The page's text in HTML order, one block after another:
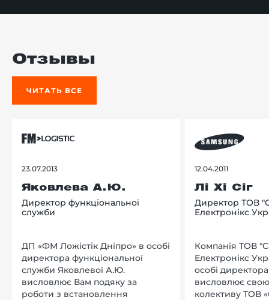
Отзывы
ЧИТАТЬ ВСЕ
23.07.2013
Яковлева А.Ю.
Директор функціональної
служби
ДП «ФМ Ложістік Дніпро» в особі
директора функціональної
служби Яковлевої А.Ю.
висловлює Вам подяку за
роботи з встановлення
12.04.2011
Лі Хі Сіг
Директор ТОВ
Електронікс
Компанія ТОВ
Електронікс
особі
висловлює
колективу ТОВ